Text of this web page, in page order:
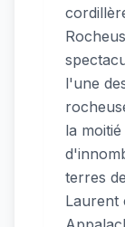
l'une
la
terres
Laurent